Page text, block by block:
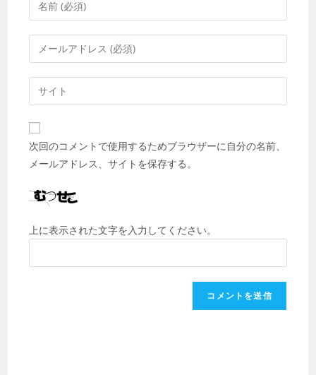
次回のコメントで使用するためブラウザーに自分の名前、
メールアドレス、サイトを保存する。
上に表示された文字を入力してください。